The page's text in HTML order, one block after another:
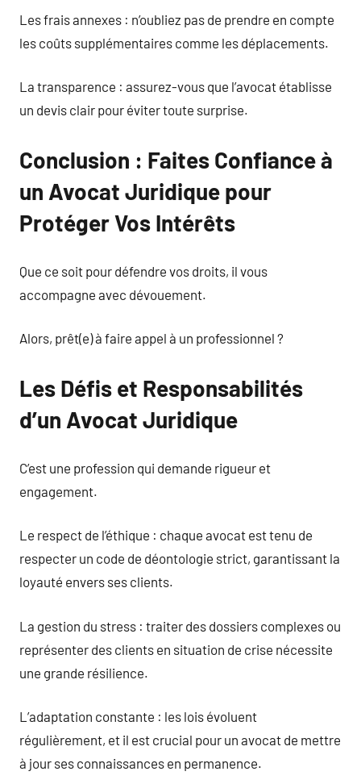
Les frais annexes : n’oubliez pas de prendre en compte
les coûts supplémentaires comme les déplacements.
La transparence : assurez-vous que l’avocat établisse
un devis clair pour éviter toute surprise.
Conclusion : Faites Confiance à
un Avocat Juridique pour
Protéger Vos Intérêts
Que ce soit pour défendre vos droits, il vous
accompagne avec dévouement.
Alors, prêt(e) à faire appel à un professionnel ?
Les Défis et Responsabilités
d’un Avocat Juridique
C’est une profession qui demande rigueur et
engagement.
Le respect de l’éthique : chaque avocat est tenu de
respecter un code de déontologie strict, garantissant la
loyauté envers ses clients.
La gestion du stress : traiter des dossiers complexes ou
représenter des clients en situation de crise nécessite
une grande résilience.
L’adaptation constante : les lois évoluent
régulièrement, et il est crucial pour un avocat de mettre
à jour ses connaissances en permanence.